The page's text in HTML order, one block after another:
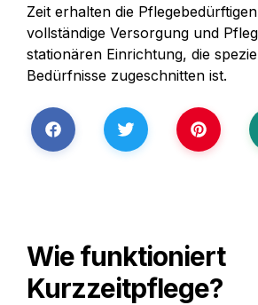
Zeit erhalten die
vollständige Versorgung und
stationären Einrichtung, die
Bedürfnisse zugeschnitten ist.
Wie funktioniert
Kurzzeitpflege?